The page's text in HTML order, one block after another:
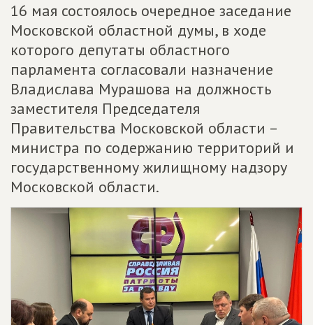
16 мая состоялось очередное заседание
Московской областной думы, в ходе
которого депутаты областного
парламента согласовали назначение
Владислава Мурашова на должность
заместителя Председателя
Правительства Московской области –
министра по содержанию территорий и
государственному жилищному надзору
Московской области.